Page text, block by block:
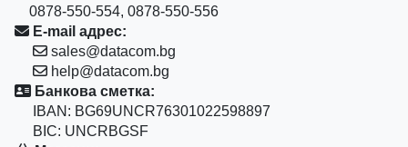
0878-550-554, 0878-550-556
E-mail адрес:
sales@datacom.bg
help@datacom.bg
Банкова сметка:
IBAN: BG69UNCR76301022598897
BIC: UNCRBGSF